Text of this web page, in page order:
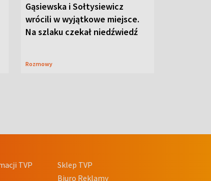
Gąsiewska i Sołtysiewicz
wrócili w wyjątkowe miejsce.
Na szlaku czekał niedźwiedź
Rozmowy
TVP
Sklep TVP
Biuro Reklamy